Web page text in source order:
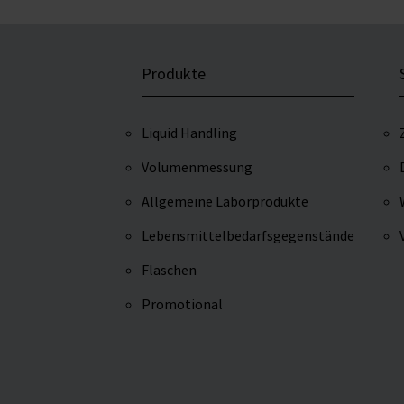
Produkte
Liquid Handling
Volumenmessung
Allgemeine Laborprodukte
Lebensmittelbedarfsgegenstände
Flaschen
Promotional